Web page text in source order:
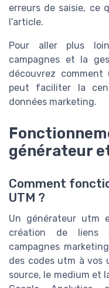
erreurs de saisie, ce
l’article.
Pour aller plus
campagnes et la
découvrez comment
peut faciliter la
données marketing.
générateur
Comment
UTM ?
Un générateur utm
création de liens
campagnes
des codes utm à vos
source, le medium et